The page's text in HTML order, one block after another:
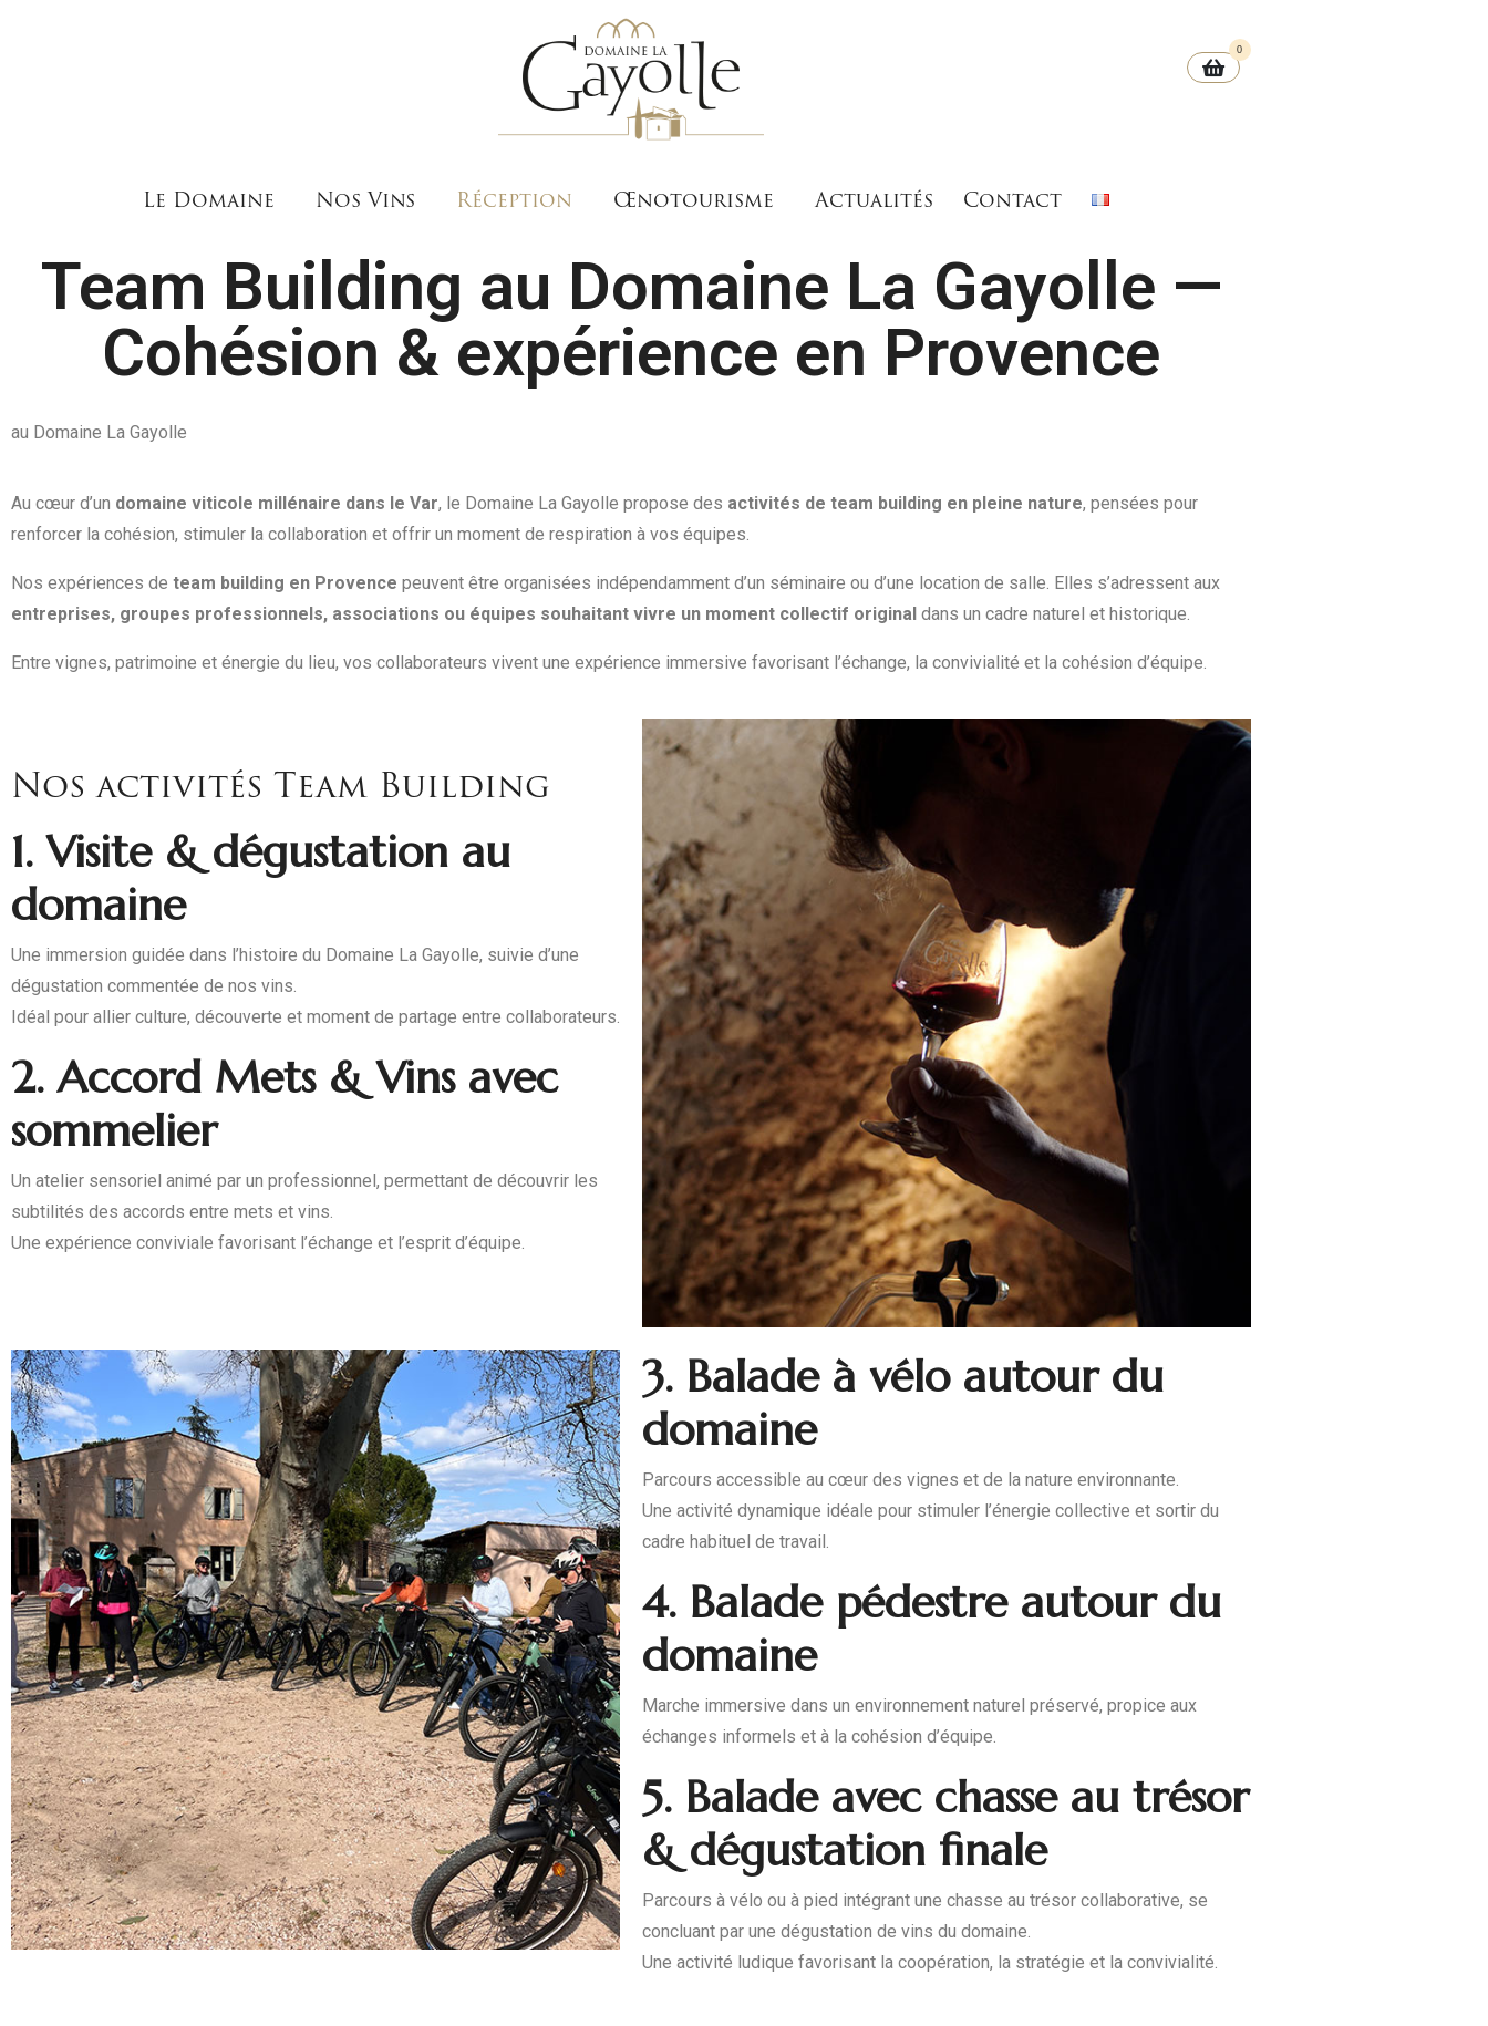
0
Le Domaine Nos Vins Réception Œnotourisme Actualités Contact
Team Building au Domaine La Gayolle —
Cohésion & expérience en Provence
au Domaine La Gayolle
Au cœur d’un domaine viticole millénaire dans le Var, le Domaine La Gayolle propose des activités de team building en pleine nature, pensées pour
renforcer la cohésion, stimuler la collaboration et offrir un moment de respiration à vos équipes.
Nos expériences de team building en Provence peuvent être organisées indépendamment d’un séminaire ou d’une location de salle. Elles s’adressent aux
entreprises, groupes professionnels, associations ou équipes souhaitant vivre un moment collectif original dans un cadre naturel et historique.
Entre vignes, patrimoine et énergie du lieu, vos collaborateurs vivent une expérience immersive favorisant l’échange, la convivialité et la cohésion d’équipe.
Nos activités Team Building
1. Visite & dégustation au
domaine
Une immersion guidée dans l’histoire du Domaine La Gayolle, suivie d’une
dégustation commentée de nos vins.
Idéal pour allier culture, découverte et moment de partage entre collaborateurs.
2. Accord Mets & Vins avec
sommelier
Un atelier sensoriel animé par un professionnel, permettant de découvrir les
subtilités des accords entre mets et vins.
Une expérience conviviale favorisant l’échange et l’esprit d’équipe.
3. Balade à vélo autour du
domaine
Parcours accessible au cœur des vignes et de la nature environnante.
Une activité dynamique idéale pour stimuler l’énergie collective et sortir du
cadre habituel de travail.
4. Balade pédestre autour du
domaine
Marche immersive dans un environnement naturel préservé, propice aux
échanges informels et à la cohésion d’équipe.
5. Balade avec chasse au trésor
& dégustation finale
Parcours à vélo ou à pied intégrant une chasse au trésor collaborative, se
concluant par une dégustation de vins du domaine.
Une activité ludique favorisant la coopération, la stratégie et la convivialité.